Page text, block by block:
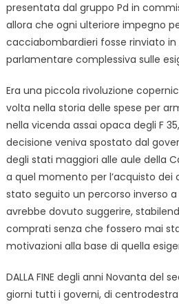
presentata dal gruppo Pd in
allora che ogni ulteriore impegno
cacciabombardieri fosse rinviato
parlamentare complessiva sulle
Era una piccola rivoluzione
volta nella storia delle spese per
nella vicenda assai opaca degli F
decisione veniva spostato dal
degli stati maggiori alle aule della
a quel momento per l’acquisto dei
stato seguito un percorso inverso
avrebbe dovuto suggerire,
comprati senza che fossero mai
motivazioni alla base di quella
DALLA FINE degli anni Novanta del
giorni tutti i governi, di